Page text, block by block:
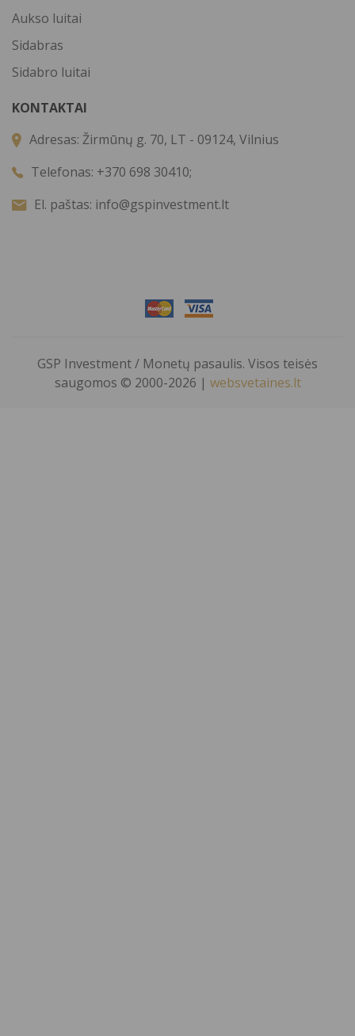
Aukso luitai
Sidabras
Sidabro luitai
KONTAKTAI
Adresas: Žirmūnų g. 70, LT - 09124, Vilnius
Telefonas: +370 698 30410;
El. paštas: info@gspinvestment.lt
GSP Investment / Monetų pasaulis. Visos teisės
saugomos © 2000-2026 | websvetaines.lt